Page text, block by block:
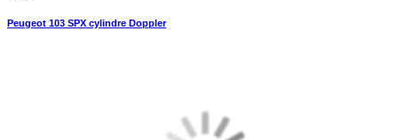
Peugeot 103 SPX cylindre Doppler